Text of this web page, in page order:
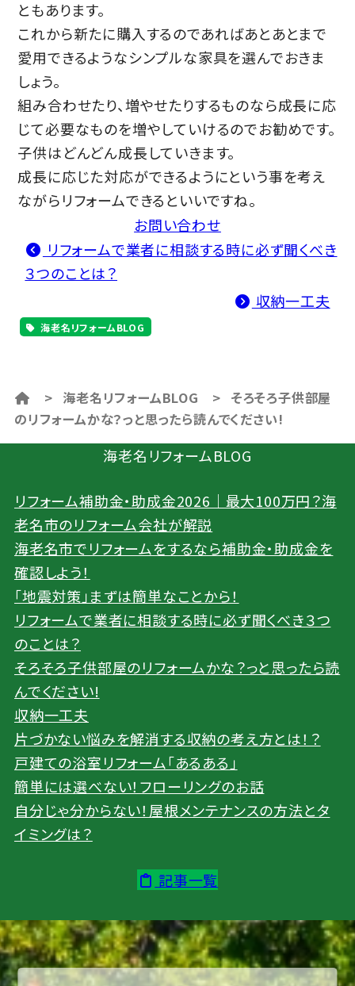
ともあります。
これから新たに購入するのであればあとあとまで
愛用できるようなシンプルな家具を選んでおきま
しょう。
組み合わせたり、増やせたりするものなら成長に応
じて必要なものを増やしていけるのでお勧めです。
子供はどんどん成長していきます。
成長に応じた対応ができるようにという事を考え
ながらリフォームできるといいですね。
お問い合わせ
リフォームで業者に相談する時に必ず聞くべき
３つのことは？
収納一工夫
海老名リフォームBLOG
> 海老名リフォームBLOG > そろそろ子供部屋
のリフォームかな？っと思ったら読んでください!
海老名リフォームBLOG
リフォーム補助金・助成金2026｜最大100万円？海
老名市のリフォーム会社が解説
海老名市でリフォームをするなら補助金・助成金を
確認しよう！
「地震対策」まずは簡単なことから！
リフォームで業者に相談する時に必ず聞くべき３つ
のことは？
そろそろ子供部屋のリフォームかな？っと思ったら読
んでください!
収納一工夫
片づかない悩みを解消する収納の考え方とは！？
戸建ての浴室リフォーム「あるある」
簡単には選べない！フローリングのお話
自分じゃ分からない！屋根メンテナンスの方法とタ
イミングは？
記事一覧